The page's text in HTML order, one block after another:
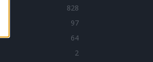
828
97
64
2